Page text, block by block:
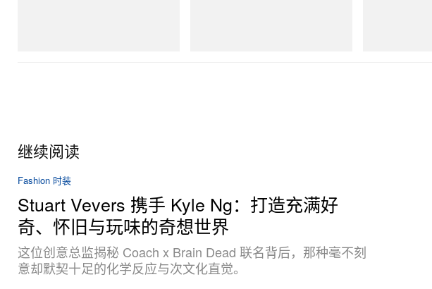
继续阅读
Fashion 时装
Stuart Vevers 携手 Kyle Ng：打造充满好
奇、怀旧与玩味的奇想世界
这位创意总监揭秘 Coach x Brain Dead 联名背后，那种毫不刻
意却默契十足的化学反应与次文化直觉。